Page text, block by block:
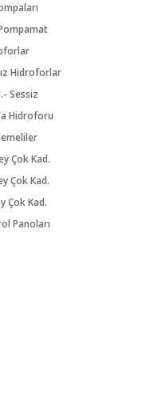
Hidroforlar
Sessiz
Hidroforu
Çok Kad.
Çok Kad.
Çok Kad.
Panoları